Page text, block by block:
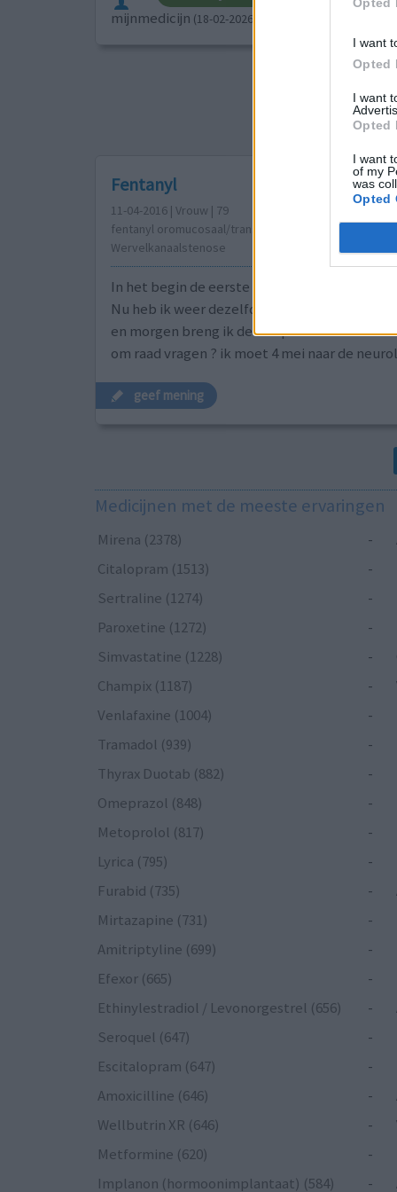
I want
Opted
I want
Opted
I want
of my
was
Opted
mijnmedicijn (18-02-2026)
Fentanyl
11-04-2016 | Vrouw | 79
fentanyl oromucosaal/transdermaal (1200ug)
Wervelkanaalstenose
In het begin de eerste 2 pleisters gaven veel
Nu heb ik weer dezelfde erge pijn ik kan
en morgen breng ik de 4de pleister aan. Zal
om raad vragen ? ik moet 4 mei naar de
geef mening
Medicijnen met de meeste ervaringen
Mirena (2378) -
Citalopram (1513)
-
Sertraline (1274)
-
Paroxetine (1272)
-
Simvastatine (1228)
-
Champix (1187)
-
Venlafaxine (1004)
-
Tramadol (939)
-
Thyrax Duotab (882)
-
Omeprazol (848)
-
Metoprolol (817)
-
Lyrica (795)
-
Furabid (735)
-
Mirtazapine (731)
-
Amitriptyline (699)
-
Efexor (665)
-
Ethinylestradiol / Levonorgestrel (656)
-
Seroquel (647)
-
Escitalopram (647)
-
Amoxicilline (646)
-
Wellbutrin XR (646)
-
Metformine (620)
-
Implanon (hormoonimplantaat) (584)
-